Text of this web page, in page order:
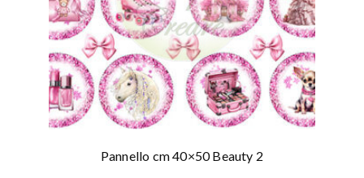
Pannello cm 40×50 Beauty 2